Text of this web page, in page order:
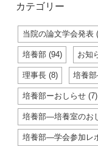
カテゴリー
当院の論文学会発表
培養部 (94) お知
理事長 (8) 培養
培養部ーおしらせ (7)
培養部―培養室のお
培養部―学会参加レ